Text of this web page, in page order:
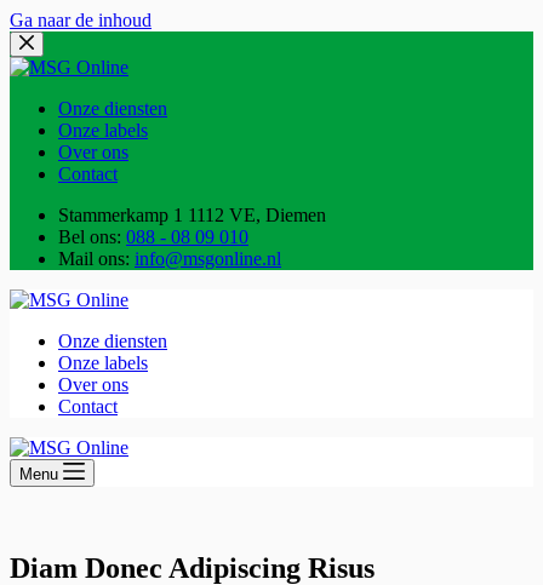
Ga naar de inhoud
Onze diensten
Onze labels
Over ons
Contact
Stammerkamp 1 1112 VE, Diemen
Bel ons: 088 - 08 09 010
Mail ons: info@msgonline.nl
Onze diensten
Onze labels
Over ons
Contact
Menu
Diam Donec Adipiscing Risus